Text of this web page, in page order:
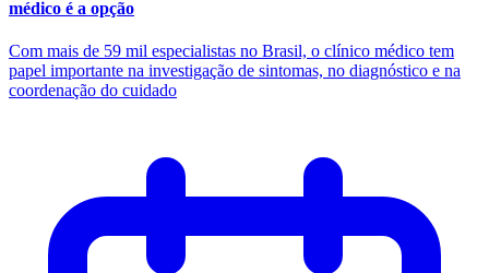
médico é a opção
Com mais de 59 mil especialistas no Brasil, o clínico médico tem
papel importante na investigação de sintomas, no diagnóstico e na
coordenação do cuidado